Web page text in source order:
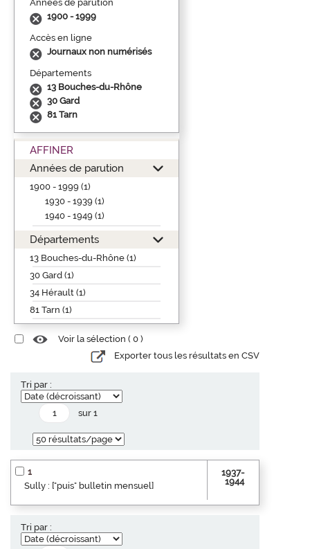
Années de parution
1900 - 1999
Accès en ligne
Journaux non numérisés
Départements
13 Bouches-du-Rhône
30 Gard
81 Tarn
AFFINER
Années de parution
1900 - 1999 (1)
1930 - 1939 (1)
1940 - 1949 (1)
Départements
13 Bouches-du-Rhône (1)
30 Gard (1)
34 Hérault (1)
81 Tarn (1)
Voir la sélection ( 0 )
Exporter tous les résultats en CSV
Tri par :
sur 1
1
Sully : ["puis" bulletin mensuel]
1937-
1944
Tri par :